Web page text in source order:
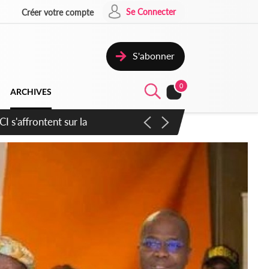
Créer votre compte Se Connecter
S'abonner
ARCHIVES
0
plus apaisé